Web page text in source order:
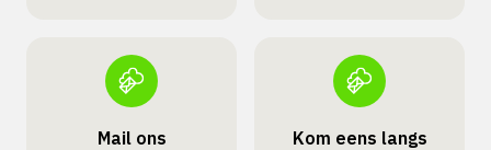
Mail ons Kom eens langs